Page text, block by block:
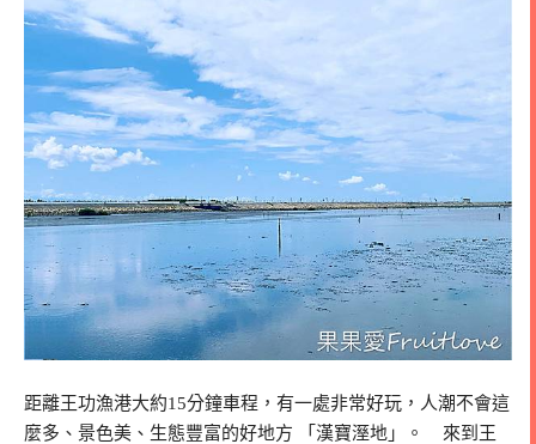
距離王功漁港大約15分鐘車程，有一處非常好玩，人潮不會這
麼多、景色美、生態豐富的好地方 「漢寶溼地」。 來到王